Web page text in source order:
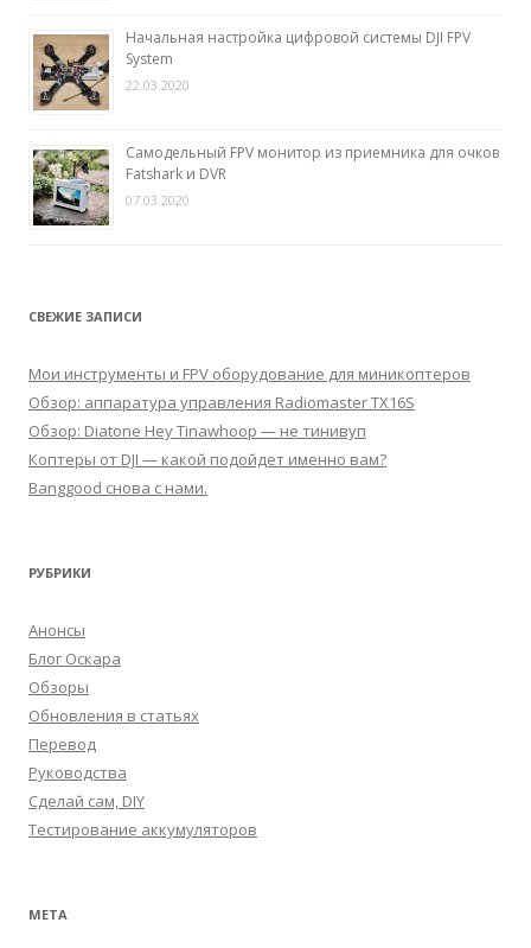
Начальная настройка цифровой системы DJI FPV
System
22.03.2020
Самодельный FPV монитор из приемника для очков
Fatshark и DVR
07.03.2020
СВЕЖИЕ ЗАПИСИ
Мои инструменты и FPV оборудование для миникоптеров
Обзор: аппаратура управления Radiomaster TX16S
Обзор: Diatone Hey Tinawhoop — не тинивуп
Коптеры от DJI — какой подойдет именно вам?
Banggood снова с нами.
РУБРИКИ
Анонсы
Блог Оскара
Обзоры
Обновления в статьях
Перевод
Руководства
Сделай сам, DIY
Тестирование аккумуляторов
МЕТА